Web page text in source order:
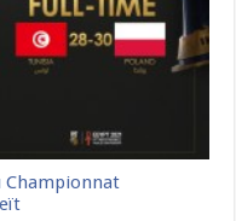
Championnat